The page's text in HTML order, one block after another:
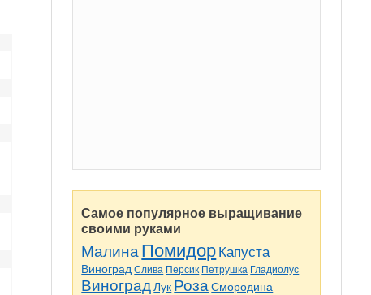
Самое популярное выращивание
своими руками
Малина Помидор Капуста
Виноград Слива Персик Петрушка Гладиолус
Виноград Лук Роза Смородина